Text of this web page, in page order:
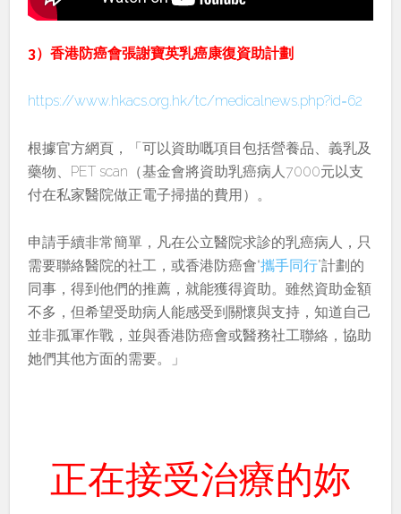
3）香港防癌會張謝寶英乳癌康復資助計劃
https://www.hkacs.org.hk/tc/medicalnews.php?id=62
根據官方網頁，「可以資助嘅項目包括營養品、義乳及
藥物、PET scan（基金會將資助乳癌病人7000元以支
付在私家醫院做正電子掃描的費用）。
申請手續非常簡單，凡在公立醫院求診的乳癌病人，只
需要聯絡醫院的社工，或香港防癌會“攜手同行”計劃的
同事，得到他們的推薦，就能獲得資助。雖然資助金額
不多，但希望受助病人能感受到關懷與支持，知道自己
並非孤軍作戰，並與香港防癌會或醫務社工聯絡，協助
她們其他方面的需要。」
正在接受治療的妳